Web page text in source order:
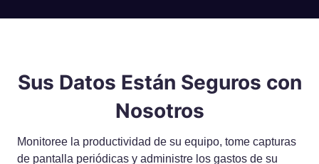
Sus Datos Están Seguros con
Nosotros
Monitoree la productividad de su equipo, tome capturas
de pantalla periódicas y administre los gastos de su